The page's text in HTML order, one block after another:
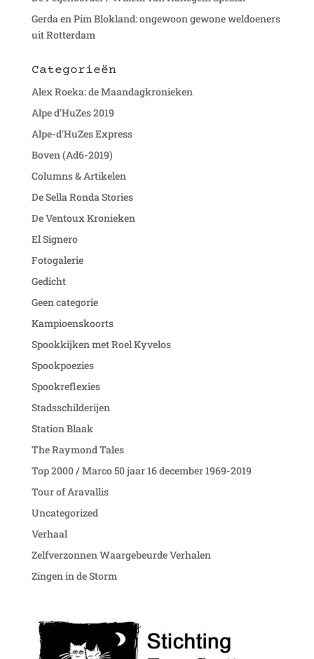
Gerda en Pim Blokland: ongewoon gewone weldoeners
uit Rotterdam
Categorieën
Alex Roeka: de Maandagkronieken
Alpe d'HuZes 2019
Alpe-d'HuZes Express
Boven (Ad6-2019)
Columns & Artikelen
De Sella Ronda Stories
De Ventoux Kronieken
El Signero
Fotogalerie
Gedicht
Geen categorie
Kampioenskoorts
Spookkijken met Roel Kyvelos
Spookpoezies
Spookreflexies
Stadsschilderijen
Station Blaak
The Raymond Tales
Top 2000 / Marco 50 jaar 16 december 1969-2019
Tour of Aravallis
Uncategorized
Verhaal
Zelfverzonnen Waargebeurde Verhalen
Zingen in de Storm